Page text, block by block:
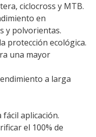
ciclocross y MTB.
en
y polvorientas.
protección ecológica.
una mayor
a larga
aplicación.
el 100% de